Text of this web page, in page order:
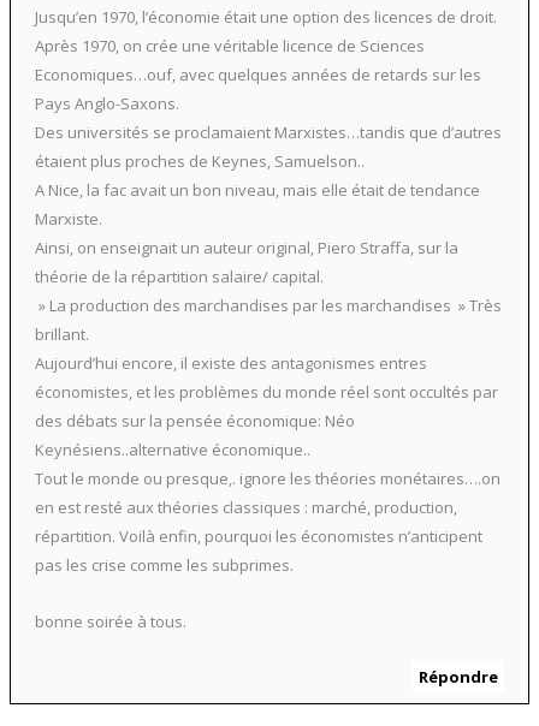
Jusqu’en 1970, l’économie était une option des licences de droit.
Après 1970, on crée une véritable licence de Sciences
Economiques…ouf, avec quelques années de retards sur les
Pays Anglo-Saxons.
Des universités se proclamaient Marxistes…tandis que d’autres
étaient plus proches de Keynes, Samuelson..
A Nice, la fac avait un bon niveau, mais elle était de tendance
Marxiste.
Ainsi, on enseignait un auteur original, Piero Straffa, sur la
théorie de la répartition salaire/ capital.
» La production des marchandises par les marchandises » Très
brillant.
Aujourd’hui encore, il existe des antagonismes entres
économistes, et les problèmes du monde réel sont occultés par
des débats sur la pensée économique: Néo
Keynésiens..alternative économique..
Tout le monde ou presque,. ignore les théories monétaires….on
en est resté aux théories classiques : marché, production,
répartition. Voilà enfin, pourquoi les économistes n’anticipent
pas les crise comme les subprimes.
bonne soirée à tous.
Répondre